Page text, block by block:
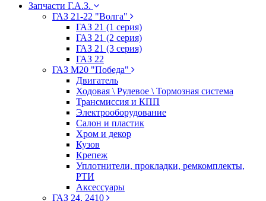
Запчасти Г.А.З.
ГАЗ 21-22 "Волга"
ГАЗ 21 (1 серия)
ГАЗ 21 (2 серия)
ГАЗ 21 (3 серия)
ГАЗ 22
ГАЗ М20 "Победа"
Двигатель
Ходовая \ Рулевое \ Тормозная система
Трансмиссия и КПП
Электрооборудование
Салон и пластик
Хром и декор
Кузов
Крепеж
Уплотнители, прокладки, ремкомплекты,
РТИ
Аксессуары
ГАЗ 24, 2410